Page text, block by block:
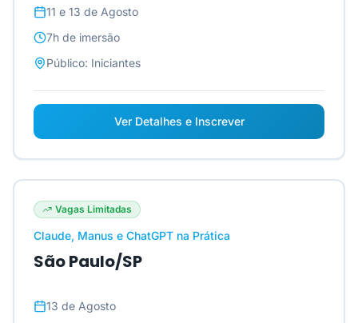
11 e 13 de Agosto
7h de imersão
Público: Iniciantes
Ver Detalhes e Inscrever
Vagas Limitadas
Claude, Manus e ChatGPT na Prática
São Paulo/SP
13 de Agosto